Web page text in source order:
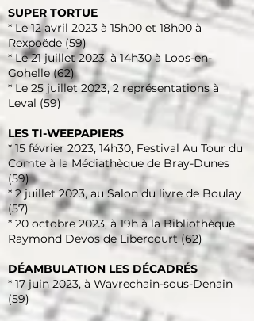
SUPER TORTUE
* Le 12 avril 2023 à 15h00 et 18h00 à
Rexpoëde (59)
* Le 21 juillet 2023, à 14h30à Loos-en-
Gohelle (62)
* Le 25 juillet 2023, 2 représentations à
Leval (59)
LES TI-WEEPAPIERS
* 15 février 2023, 14h30, Festival Au Tour du
Comte à la Médiathèque de Bray-Dunes
(59)
* 2 juillet 2023, au Salon du livre de Boulay
(57)
* 20 octobre 2023, à 19h à la Bibliothèque
Raymond Devos de Libercourt (62)
DÉAMBULATION LES DÉCADRÉS
* 17 juin 2023, à Wavrechain-sous-Denain
(59)